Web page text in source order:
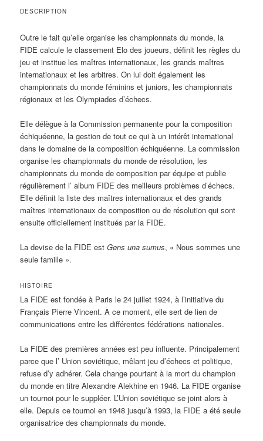
DESCRIPTION
Outre le fait qu’elle organise les championnats du monde, la
FIDE calcule le classement Elo des joueurs, définit les règles du
jeu et institue les maîtres internationaux, les grands maîtres
internationaux et les arbitres. On lui doit également les
championnats du monde féminins et juniors, les championnats
régionaux et les Olympiades d’échecs.
Elle délègue à la Commission permanente pour la composition
échiquéenne, la gestion de tout ce qui à un intérêt international
dans le domaine de la composition échiquéenne. La commission
organise les championnats du monde de résolution, les
championnats du monde de composition par équipe et publie
régulièrement l’ album FIDE des meilleurs problèmes d’échecs.
Elle définit la liste des maîtres internationaux et des grands
maîtres internationaux de composition ou de résolution qui sont
ensuite officiellement institués par la FIDE.
La devise de la FIDE estGens una sumus, « Nous sommes une
seule famille ».
HISTOIRE
La FIDE est fondée à Paris le 24 juillet 1924, à l’initiative du
Français Pierre Vincent. À ce moment, elle sert de lien de
communications entre les différentes fédérations nationales.
La FIDE des premières années est peu influente. Principalement
parce que l’ Union soviétique, mêlant jeu d’échecs et politique,
refuse d’y adhérer. Cela change pourtant à la mort du champion
du monde en titre Alexandre Alekhine en 1946. La FIDE organise
un tournoi pour le suppléer. L’Union soviétique se joint alors à
elle. Depuis ce tournoi en 1948 jusqu’à 1993, la FIDE a été seule
organisatrice des championnats du monde.